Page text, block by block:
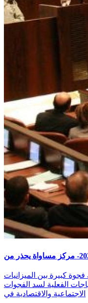
كبيرة بين الميزانيات
الفعلية لسد الفجوات
الاجتماعية والاقتصادية في